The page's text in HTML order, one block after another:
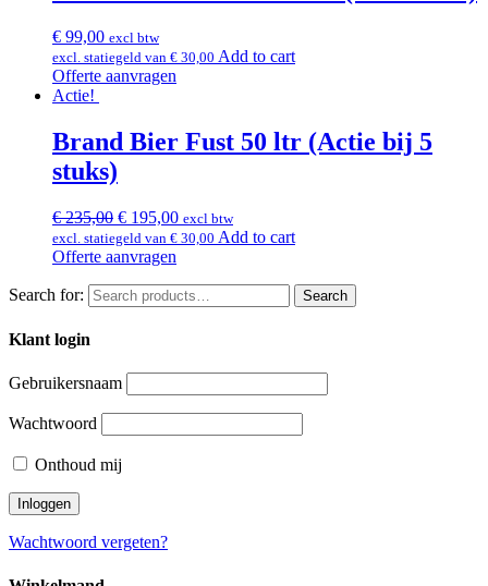
€ 99,00 excl btw
excl. statiegeld van € 30,00 Add to cart
Offerte aanvragen
Actie!
Brand Bier Fust 50 ltr (Actie bij 5
stuks)
€235,00 € 195,00 excl btw
excl. statiegeld van € 30,00 Add to cart
Offerte aanvragen
Search for: Search
Klant login
Gebruikersnaam
Wachtwoord
Onthoud mij
Wachtwoord vergeten?